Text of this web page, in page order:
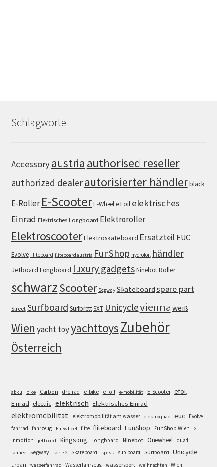
Schlagworte
Accessoryaustria authorised reseller
authorized dealerautorisierter händlerblack
E-Roller E-ScooterE-WheeleFoil elektrisches
Einrad Elektrisches Longboard Elektroroller
ElektroscooterElektroskateboard Ersatzteil EUC
Evolve Fliteboard fliteboard austria FunShop hydrofoil händler
Jetboard Longboard luxury gadgetsNinebotRoller
schwarzScooter Segway Skateboard spare part
Street Surfboard SurfbrettSXT Unicyclevienna weiß
Wien yacht toyyachttoysZubehör
Österreich
akku bike Carbon dreirad e-bike e-foil e-mobilität E-Scooter efoil
Einrad electric elektrisch Elektrisches Einrad
elektromobilität elektromobilität am wasser elektroquad euc
Evolve
fahrrad
fahrzeug Firewheel flite fliteboard FunShop FunShop Wien GT
Inmotion jetboard Kingsong Longboard Ninebot Onewheel quad
schnee Segway serie 2 Skateboard spass sup board Surfboard Unicycle
urban wasserfahrrad Wasserfahrzeug wassersport weihnachten
Wien